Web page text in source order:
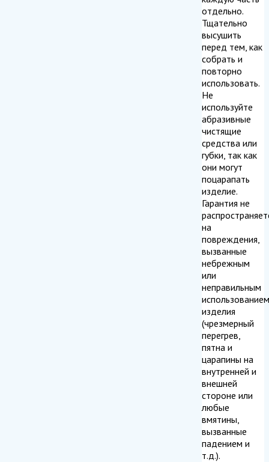
отдельно.
Тщательно
высушить
перед тем, как
собрать и
повторно
использовать.
Не
используйте
абразивные
чистящие
средства или
губки, так как
они могут
поцарапать
изделие.
Гарантия не
на
повреждения,
вызванные
небрежным
или
неправильным
использованием
изделия
(чрезмерный
перегрев,
пятна и
царапины на
внутренней и
внешней
стороне или
любые
вмятины,
вызванные
падением и
т.д.).